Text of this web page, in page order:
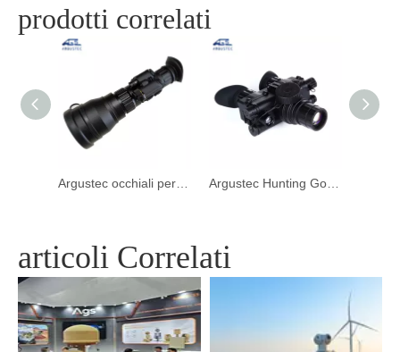
prodotti correlati
articoli Correlati